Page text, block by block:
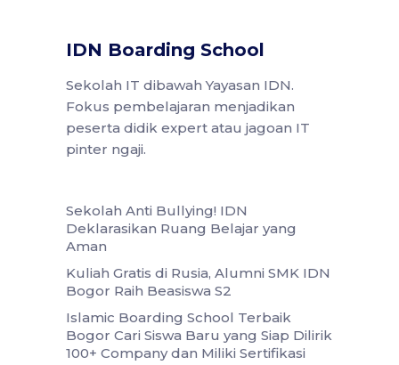
IDN Boarding School
Sekolah IT dibawah Yayasan IDN.
Fokus pembelajaran menjadikan
peserta didik expert atau jagoan IT
pinter ngaji.
Sekolah Anti Bullying! IDN
Deklarasikan Ruang Belajar yang
Aman
Kuliah Gratis di Rusia, Alumni SMK IDN
Bogor Raih Beasiswa S2
Islamic Boarding School Terbaik
Bogor Cari Siswa Baru yang Siap Dilirik
100+ Company dan Miliki Sertifikasi